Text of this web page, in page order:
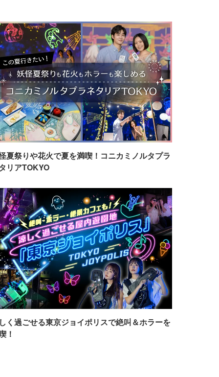
夏祭りや花火で夏を満喫！コニカミノルタプラ
リアTOKYO
く過ごせる東京ジョイポリスで絶叫＆ホラーを
！